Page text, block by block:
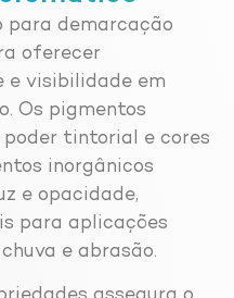
para demarcação
oferecer
e visibilidade em
Os pigmentos
tintorial e cores
inorgânicos
e opacidade,
para aplicações
e abrasão.